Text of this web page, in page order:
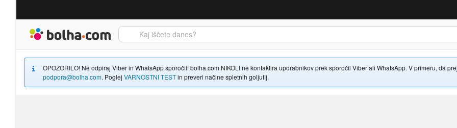
OPOZORILO! Ne odpiraj Viber in WhatsApp sporočil! bolha.com NIKOLI ne kontaktira uporabnikov prek sporočil Viber ali WhatsApp. V primeru, da
podpora@bolha.com. Poglej VARNOSTNI TESTin preveri načine spletnih goljufij.